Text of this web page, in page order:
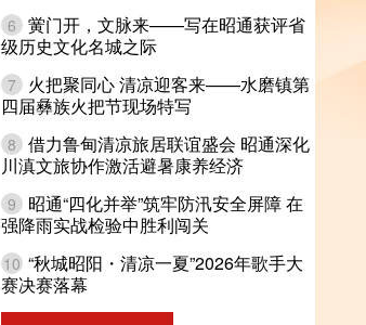
6 黉门开，文脉来——写在昭通获评省
级历史文化名城之际
7
火把聚同心 清凉迎客来——水磨镇第
四届彝族火把节现场特写
8 借力鲁甸清凉旅居联谊盛会 昭通深化
川滇文旅协作激活避暑康养经济
9
昭通“四化并举”筑牢防汛安全屏障 在
强降雨实战检验中胜利闯关
10 “秋城昭阳・清凉一夏”2026年歌手大
赛决赛落幕